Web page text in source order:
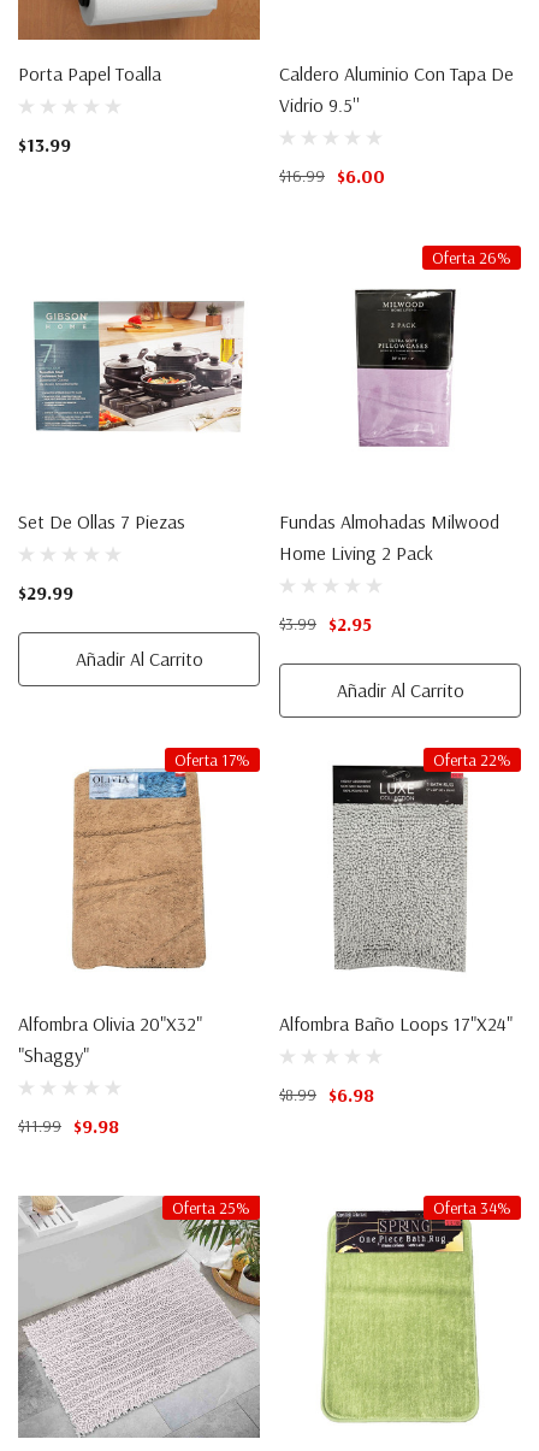
Porta Papel Toalla
$13.99
Caldero Aluminio Con Tapa De
Vidrio 9.5''
$16.99 $6.00
Set De Ollas 7 Piezas
$29.99
Añadir Al Carrito
Oferta 26%
Fundas Almohadas Milwood
Home Living 2 Pack
$3.99 $2.95
Añadir Al Carrito
Oferta 17%
Alfombra Olivia 20"x32"
"Shaggy"
$11.99 $9.98
Oferta 22%
Alfombra Baño Loops 17"x24"
$8.99 $6.98
Oferta 25% Oferta 34%